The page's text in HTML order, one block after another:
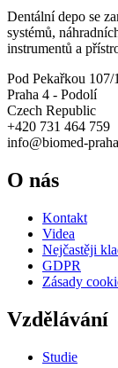
Dentální depo se
systémů,
instrumentů a
Pod Pekařkou 107/
Praha 4 - Podolí
Czech Republic
+420 731 464 759
info@biomed-
O nás
Kontakt
Videa
Nejčastěji
GDPR
Zásady
Vzdělávání
Studie